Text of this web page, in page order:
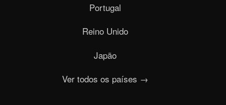
Portugal
Reino Unido
Japão
Ver todos os países →